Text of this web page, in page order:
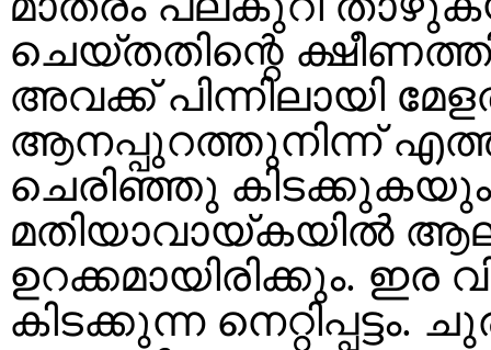
ചെയ്തതിന്റെ
അവക്ക് പിന്നിലായി
ആനപ്പുറത്തുനിന്ന്
ചെരിഞ്ഞു കിടക്കുകയും
മതിയാവായ്കയിൽ
ഉറക്കമായിരിക്കും.
കിടക്കുന്ന